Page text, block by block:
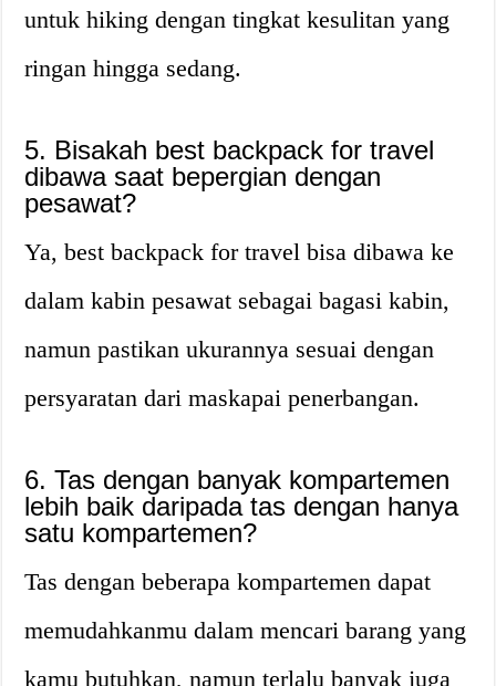
untuk hiking dengan tingkat kesulitan yang
ringan hingga sedang.
5. Bisakah best backpack for travel
dibawa saat bepergian dengan
pesawat?
Ya, best backpack for travel bisa dibawa ke
dalam kabin pesawat sebagai bagasi kabin,
namun pastikan ukurannya sesuai dengan
persyaratan dari maskapai penerbangan.
6. Tas dengan banyak kompartemen
lebih baik daripada tas dengan hanya
satu kompartemen?
Tas dengan beberapa kompartemen dapat
memudahkanmu dalam mencari barang yang
kamu butuhkan, namun terlalu banyak juga